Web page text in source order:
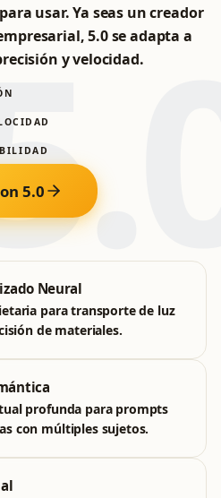
usar. Ya seas un creador
5.0 se adapta a
y velocidad.
5.0
Neural
para transporte de luz
de materiales.
profunda para prompts
con múltiples sujetos.